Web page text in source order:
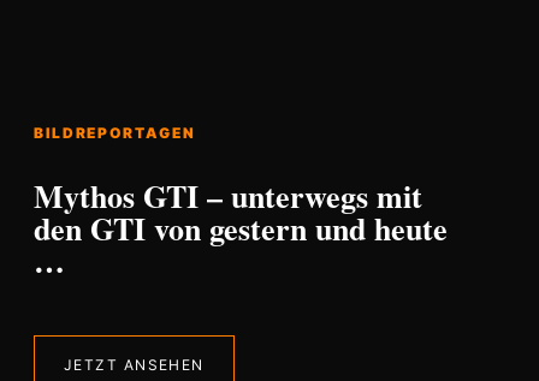
BILDREPORTAGEN
Mythos GTI – unterwegs mit
den GTI von gestern und heute
…
JETZT ANSEHEN